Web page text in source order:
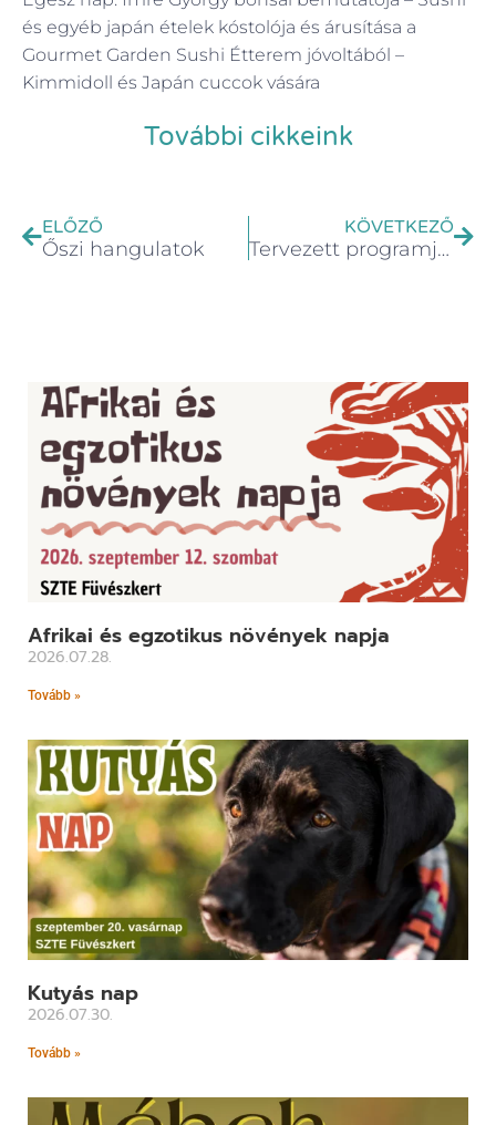
és egyéb japán ételek kóstolója és árusítása a
Gourmet Garden Sushi Étterem jóvoltából –
Kimmidoll és Japán cuccok vására
További cikkeink
ELŐZŐ
Őszi hangulatok
KÖVETKEZŐ
Tervezett programjaink 2024-ben
Afrikai és egzotikus növények napja
2026.07.28.
Tovább »
Kutyás nap
2026.07.30.
Tovább »